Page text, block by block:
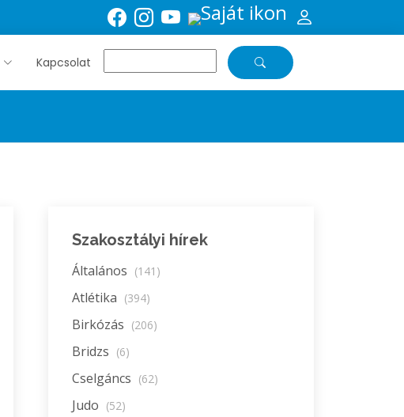
Kapcsolat
Szakosztályi hírek
Általános (141)
Atlétika (394)
Birkózás (206)
Bridzs (6)
Cselgáncs (62)
Judo (52)